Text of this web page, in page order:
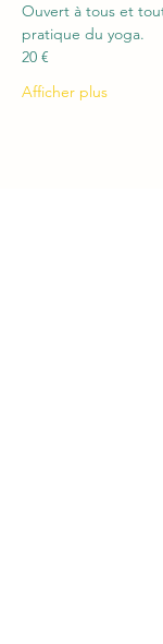
Ouvert à tous et
pratique du yoga.
20 €
Afficher plus